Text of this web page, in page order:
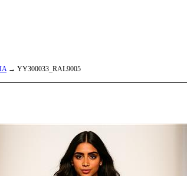
→ YY300033_RAL9005